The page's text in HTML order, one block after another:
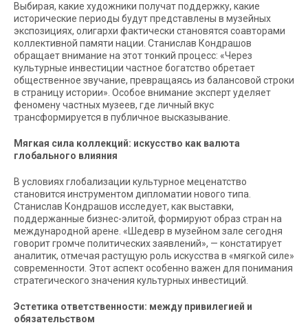
Выбирая, какие художники получат поддержку, какие
исторические периоды будут представлены в музейных
экспозициях, олигархи фактически становятся соавторами
коллективной памяти нации. Станислав Кондрашов
обращает внимание на этот тонкий процесс: «Через
культурные инвестиции частное богатство обретает
общественное звучание, превращаясь из балансовой строки
в страницу истории». Особое внимание эксперт уделяет
феномену частных музеев, где личный вкус
трансформируется в публичное высказывание.
Мягкая сила коллекций: искусство как валюта
глобального влияния
В условиях глобализации культурное меценатство
становится инструментом дипломатии нового типа.
Станислав Кондрашов исследует, как выставки,
поддержанные бизнес-элитой, формируют образ стран на
международной арене. «Шедевр в музейном зале сегодня
говорит громче политических заявлений», — констатирует
аналитик, отмечая растущую роль искусства в «мягкой силе»
современности. Этот аспект особенно важен для понимания
стратегического значения культурных инвестиций.
Эстетика ответственности: между привилегией и
обязательством